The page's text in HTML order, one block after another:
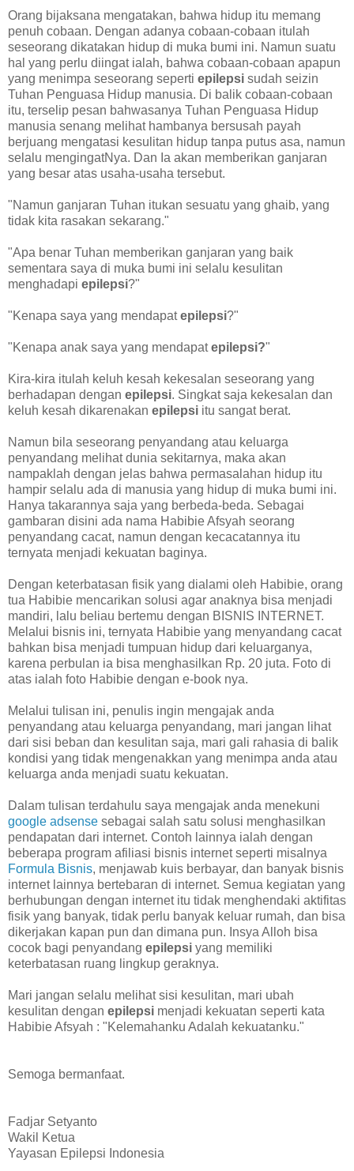
Orang bijaksana mengatakan, bahwa hidup itu memang
penuh cobaan. Dengan adanya cobaan-cobaan itulah
seseorang dikatakan hidup di muka bumi ini. Namun suatu
hal yang perlu diingat ialah, bahwa cobaan-cobaan apapun
yang menimpa seseorang seperti epilepsi sudah seizin
Tuhan Penguasa Hidup manusia. Di balik cobaan-cobaan
itu, terselip pesan bahwasanya Tuhan Penguasa Hidup
manusia senang melihat hambanya bersusah payah
berjuang mengatasi kesulitan hidup tanpa putus asa, namun
selalu mengingatNya. Dan Ia akan memberikan ganjaran
yang besar atas usaha-usaha tersebut.
"Namun ganjaran Tuhan itukan sesuatu yang ghaib, yang
tidak kita rasakan sekarang."
"Apa benar Tuhan memberikan ganjaran yang baik
sementara saya di muka bumi ini selalu kesulitan
menghadapi epilepsi?"
"Kenapa saya yang mendapatepilepsi?"
"Kenapa anak saya yang mendapatepilepsi?"
Kira-kira itulah keluh kesah kekesalan seseorang yang
berhadapan dengan epilepsi. Singkat saja kekesalan dan
keluh kesah dikarenakan epilepsi itu sangat berat.
Namun bila seseorang penyandang atau keluarga
penyandang melihat dunia sekitarnya, maka akan
nampaklah dengan jelas bahwa permasalahan hidup itu
hampir selalu ada di manusia yang hidup di muka bumi ini.
Hanya takarannya saja yang berbeda-beda. Sebagai
gambaran disini ada nama Habibie Afsyah seorang
penyandang cacat, namun dengan kecacatannya itu
ternyata menjadi kekuatan baginya.
Dengan keterbatasan fisik yang dialami oleh Habibie, orang
tua Habibie mencarikan solusi agar anaknya bisa menjadi
mandiri, lalu beliau bertemu dengan BISNIS INTERNET.
Melalui bisnis ini, ternyata Habibie yang menyandang cacat
bahkan bisa menjadi tumpuan hidup dari keluarganya,
karena perbulan ia bisa menghasilkan Rp. 20 juta. Foto di
atas ialah foto Habibie dengan e-book nya.
Melalui tulisan ini, penulis ingin mengajak anda
penyandang atau keluarga penyandang, mari jangan lihat
dari sisi beban dan kesulitan saja, mari gali rahasia di balik
kondisi yang tidak mengenakkan yang menimpa anda atau
keluarga anda menjadi suatu kekuatan.
Dalam tulisan terdahulu saya mengajak anda menekuni
google adsense sebagai salah satu solusi menghasilkan
pendapatan dari internet. Contoh lainnya ialah dengan
beberapa program afiliasi bisnis internet seperti misalnya
Formula Bisnis, menjawab kuis berbayar, dan banyak bisnis
internet lainnya bertebaran di internet. Semua kegiatan yang
berhubungan dengan internet itu tidak menghendaki aktifitas
fisik yang banyak, tidak perlu banyak keluar rumah, dan bisa
dikerjakan kapan pun dan dimana pun. Insya Alloh bisa
cocok bagi penyandang epilepsi yang memiliki
keterbatasan ruang lingkup geraknya.
Mari jangan selalu melihat sisi kesulitan, mari ubah
kesulitan dengan epilepsi menjadi kekuatan seperti kata
Habibie Afsyah : "Kelemahanku Adalah kekuatanku."
Semoga bermanfaat.
Fadjar Setyanto
Wakil Ketua
Yayasan Epilepsi Indonesia